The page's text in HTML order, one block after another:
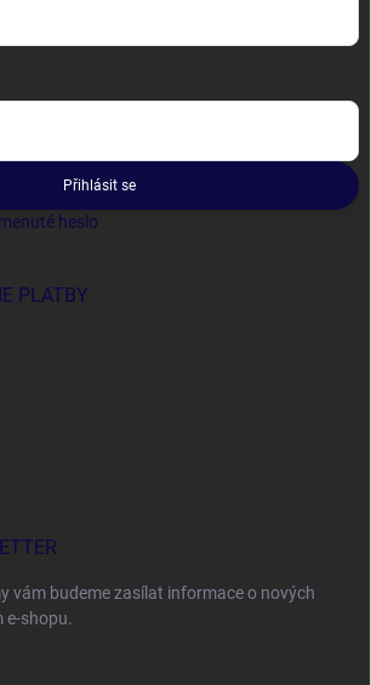
Přihlásit se
heslo
PLATBY
vám budeme zasílat informace o nových
e-shopu.